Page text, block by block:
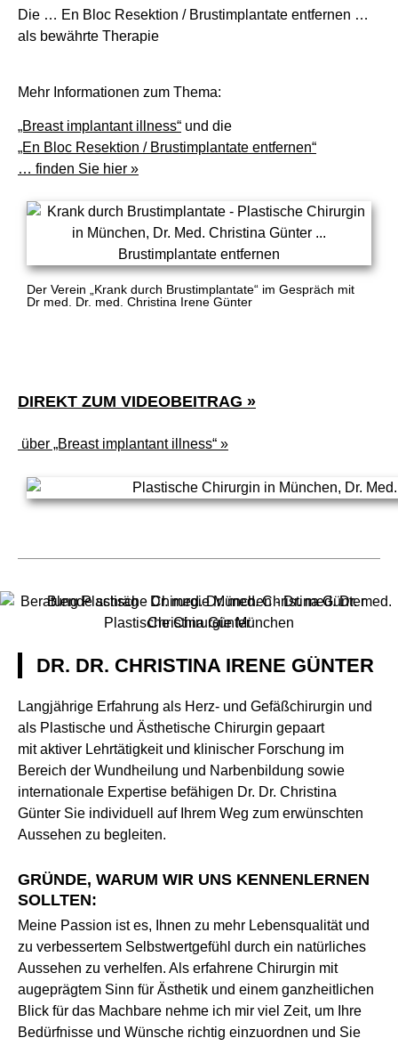
Die … En Bloc Resektion / Brustimplantate entfernen …
als bewährte Therapie
Mehr Informationen zum Thema:
„Breast implantant illness“ und die
„En Bloc Resektion / Brustimplantate entfernen“
… finden Sie hier »
Der Verein „Krank durch Brustimplantate“ im Gespräch mit
Dr med. Dr. med. Christina Irene Günter
DIREKT ZUM VIDEOBEITRAG »
über „Breast implantant illness“ »
DR. DR. CHRISTINA IRENE GÜNTER
Langjährige Erfahrung als Herz- und Gefäßchirurgin und
als Plastische und Ästhetische Chirurgin gepaart
mit aktiver Lehrtätigkeit und klinischer Forschung im
Bereich der Wundheilung und Narbenbildung sowie
internationale Expertise befähigen Dr. Dr. Christina
Günter Sie individuell auf Ihrem Weg zum erwünschten
Aussehen zu begleiten.
GRÜNDE, WARUM WIR UNS KENNENLERNEN
SOLLTEN:
Meine Passion ist es, Ihnen zu mehr Lebensqualität und
zu verbessertem Selbstwertgefühl durch ein natürliches
Aussehen zu verhelfen. Als erfahrene Chirurgin mit
augeprägtem Sinn für Ästhetik und einem ganzheitlichen
Blick für das Machbare nehme ich mir viel Zeit, um Ihre
Bedürfnisse und Wünsche richtig einzuordnen und Sie